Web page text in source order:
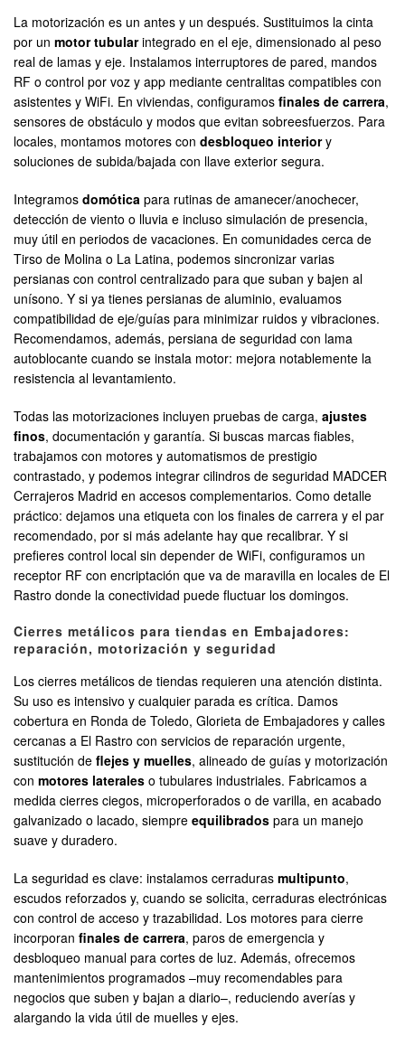
La motorización es un antes y un después. Sustituimos la cinta
por un motor tubularintegrado en el eje, dimensionado al peso
real de lamas y eje. Instalamos interruptores de pared, mandos
RF o control por voz y app mediante centralitas compatibles con
asistentes y WiFi. En viviendas, configuramos finales de carrera,
sensores de obstáculo y modos que evitan sobreesfuerzos. Para
locales, montamos motores con desbloqueo interiory
soluciones de subida/bajada con llave exterior segura.
Integramos domótica para rutinas de amanecer/anochecer,
detección de viento o lluvia e incluso simulación de presencia,
muy útil en periodos de vacaciones. En comunidades cerca de
Tirso de Molina o La Latina, podemos sincronizar varias
persianas con control centralizado para que suban y bajen al
unísono. Y si ya tienes persianas de aluminio, evaluamos
compatibilidad de eje/guías para minimizar ruidos y vibraciones.
Recomendamos, además, persiana de seguridad con lama
autoblocante cuando se instala motor: mejora notablemente la
resistencia al levantamiento.
Todas las motorizaciones incluyen pruebas de carga, ajustes
finos, documentación y garantía. Si buscas marcas fiables,
trabajamos con motores y automatismos de prestigio
contrastado, y podemos integrar cilindros de seguridad MADCER
Cerrajeros Madrid en accesos complementarios. Como detalle
práctico: dejamos una etiqueta con los finales de carrera y el par
recomendado, por si más adelante hay que recalibrar. Y si
prefieres control local sin depender de WiFi, configuramos un
receptor RF con encriptación que va de maravilla en locales de El
Rastro donde la conectividad puede fluctuar los domingos.
Cierres metálicos para tiendas en Embajadores:
reparación, motorización y seguridad
Los cierres metálicos de tiendas requieren una atención distinta.
Su uso es intensivo y cualquier parada es crítica. Damos
cobertura en Ronda de Toledo, Glorieta de Embajadores y calles
cercanas a El Rastro con servicios de reparación urgente,
sustitución de flejes y muelles, alineado de guías y motorización
con motores laterales o tubulares industriales. Fabricamos a
medida cierres ciegos, microperforados o de varilla, en acabado
galvanizado o lacado, siempre equilibrados para un manejo
suave y duradero.
La seguridad es clave: instalamos cerraduras multipunto,
escudos reforzados y, cuando se solicita, cerraduras electrónicas
con control de acceso y trazabilidad. Los motores para cierre
incorporan finales de carrera, paros de emergencia y
desbloqueo manual para cortes de luz. Además, ofrecemos
mantenimientos programados –muy recomendables para
negocios que suben y bajan a diario–, reduciendo averías y
alargando la vida útil de muelles y ejes.